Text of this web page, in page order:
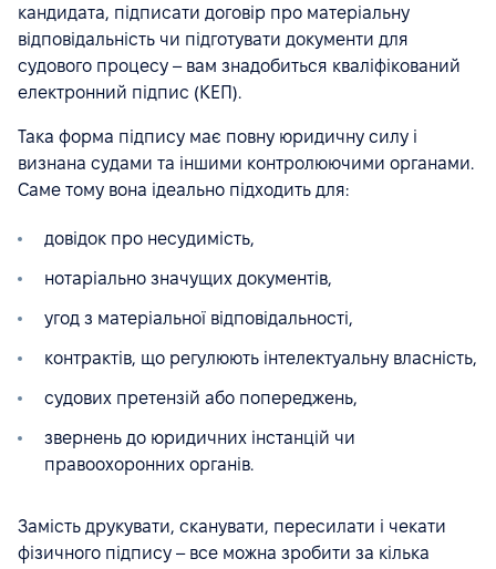
кандидата, підписати договір про матеріальну
відповідальність чи підготувати документи для
судового процесу – вам знадобиться кваліфікований
електронний підпис (КЕП).
Така форма підпису має повну юридичну силу і
визнана судами та іншими контролюючими органами.
Саме тому вона ідеально підходить для:
довідок про несудимість,
нотаріально значущих документів,
угод з матеріальної відповідальності,
контрактів, що регулюють інтелектуальну власність,
судових претензій або попереджень,
звернень до юридичних інстанцій чи
правоохоронних органів.
Замість друкувати, сканувати, пересилати і чекати
фізичного підпису – все можна зробити за кілька